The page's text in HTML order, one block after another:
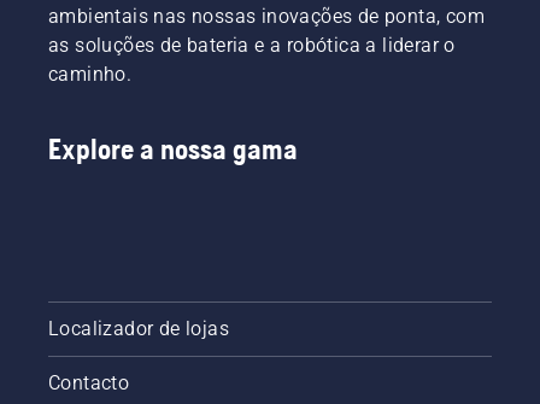
ambientais nas nossas inovações de ponta, com
as soluções de bateria e a robótica a liderar o
caminho.
Explore a nossa gama
Localizador de lojas
Contacto